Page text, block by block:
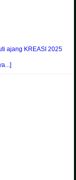
ajang KREASI 2025